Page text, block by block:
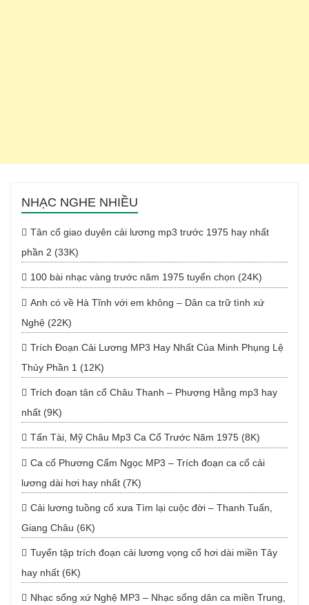
NHẠC NGHE NHIỀU
Tân cổ giao duyên cải lương mp3 trước 1975 hay nhất
phần 2 (33K)
100 bài nhạc vàng trước năm 1975 tuyển chọn (24K)
Anh có về Hà Tĩnh với em không – Dân ca trữ tình xứ
Nghệ (22K)
Trích Đoạn Cải Lương MP3 Hay Nhất Của Minh Phụng Lệ
Thủy Phần 1 (12K)
Trích đoạn tân cổ Châu Thanh – Phượng Hằng mp3 hay
nhất (9K)
Tấn Tài, Mỹ Châu Mp3 Ca Cổ Trước Năm 1975 (8K)
Ca cổ Phương Cẩm Ngọc MP3 – Trích đoạn ca cổ cải
lương dài hơi hay nhất (7K)
Cải lương tuồng cổ xưa Tìm lại cuộc đời – Thanh Tuấn,
Giang Châu (6K)
Tuyển tập trích đoạn cải lương vọng cổ hơi dài miền Tây
hay nhất (6K)
Nhạc sống xứ Nghệ MP3 – Nhạc sống dân ca miền Trung,